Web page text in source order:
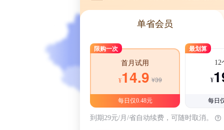
单省会员
限购一次
首月试用
¥14.9 ¥39
每日仅0.48元
最划算
12
¥
每日
到期29元/月/省自动续费，可随时取消。